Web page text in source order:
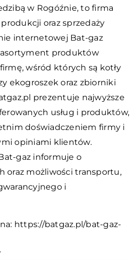
w Rogóźnie, to firma
oraz sprzedaży
internetowej Bat-gaz
produktów
wśród których są kotły
ekogroszek oraz zbiorniki
prezentuje najwyższe
usług i produktów,
doświadczeniem firmy i
opiniami klientów.
gaz informuje o
oraz możliwości transportu,
i
https://batgaz.pl/bat-gaz-